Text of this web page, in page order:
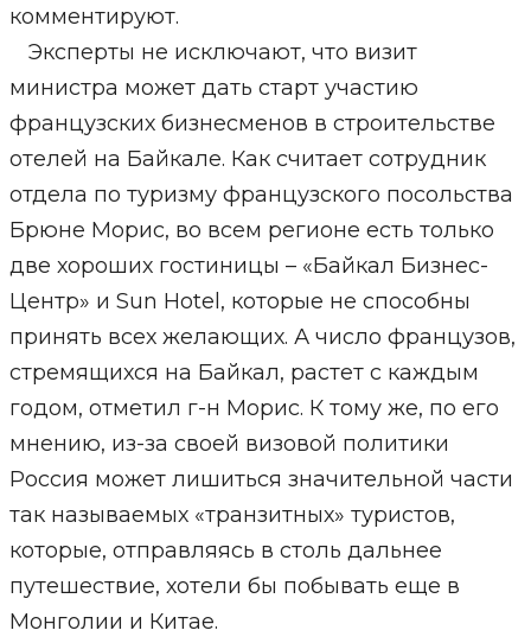
комментируют.
Эксперты не исключают, что визит
министра может дать старт участию
французских бизнесменов в строительстве
отелей на Байкале. Как считает сотрудник
отдела по туризму французского посольства
Брюне Морис, во всем регионе есть только
две хороших гостиницы – «Байкал Бизнес-
Центр» и Sun Hotel, которые не способны
принять всех желающих. А число французов,
стремящихся на Байкал, растет с каждым
годом, отметил г-н Морис. К тому же, по его
мнению, из-за своей визовой политики
Россия может лишиться значительной части
так называемых «транзитных» туристов,
которые, отправляясь в столь дальнее
путешествие, хотели бы побывать еще в
Монголии и Китае.